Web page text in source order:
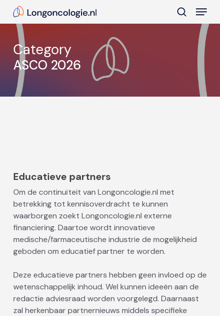
content
search
Menu
Category
ASCO 2026
Educatieve partners
Om de continuïteit van Longoncologie.nl met
betrekking tot kennisoverdracht te kunnen
waarborgen zoekt Longoncologie.nl externe
financiering. Daartoe wordt innovatieve
medische/farmaceutische industrie de mogelijkheid
geboden om educatief partner te worden.
Deze educatieve partners hebben geen invloed op de
wetenschappelijk inhoud. Wel kunnen ideeën aan de
redactie adviesraad worden voorgelegd. Daarnaast
zal herkenbaar partnernieuws middels specifieke
Close
Menu